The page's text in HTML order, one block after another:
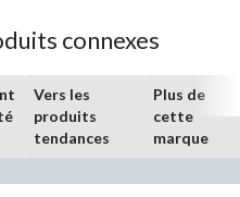
connexes
Vers les
produits
tendances
Plus de
cette
marque